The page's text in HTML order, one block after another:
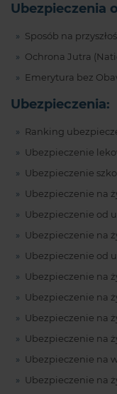
Ubezpieczenia
Sposób na
Ochrona Jutra
Emerytura bez
Ubezpieczenia:
Ranking
Ubezpieczenie
Ubezpieczenie
Ubezpieczenie na
Ubezpieczenie od
Ubezpieczenie na
Ubezpieczenie od
Ubezpieczenie na
Ubezpieczenie na
Ubezpieczenie na
Ubezpieczenie na
Ubezpieczenie na
Ubezpieczenie na